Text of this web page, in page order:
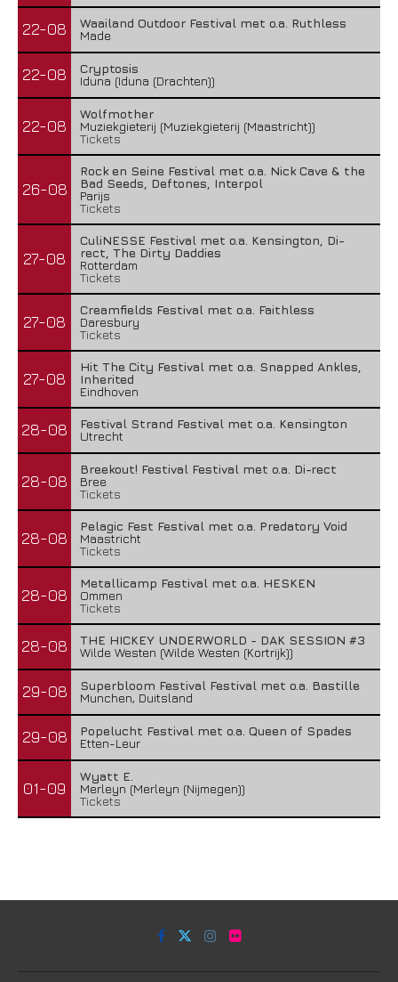
22-08
Waailand Outdoor Festival met o.a. Ruthless
Made
22-08
Cryptosis
Iduna (Iduna (Drachten))
22-08
Wolfmother
Muziekgieterij (Muziekgieterij (Maastricht))
Tickets
26-08
Rock en Seine Festival met o.a. Nick Cave & the
Bad Seeds, Deftones, Interpol
Parijs
Tickets
27-08
CuliNESSE Festival met o.a. Kensington, Di-
rect, The Dirty Daddies
Rotterdam
Tickets
27-08
Creamfields Festival met o.a. Faithless
Daresbury
Tickets
27-08
Hit The City Festival met o.a. Snapped Ankles,
Inherited
Eindhoven
28-08
Festival Strand Festival met o.a. Kensington
Utrecht
28-08
Breekout! Festival Festival met o.a. Di-rect
Bree
Tickets
28-08
Pelagic Fest Festival met o.a. Predatory Void
Maastricht
Tickets
28-08
Metallicamp Festival met o.a. HESKEN
Ommen
Tickets
28-08
THE HICKEY UNDERWORLD - DAK SESSION #3
Wilde Westen (Wilde Westen (Kortrijk))
29-08
Superbloom Festival Festival met o.a. Bastille
Munchen, Duitsland
29-08
Popelucht Festival met o.a. Queen of Spades
Etten-Leur
01-09
Wyatt E.
Merleyn (Merleyn (Nijmegen))
Tickets